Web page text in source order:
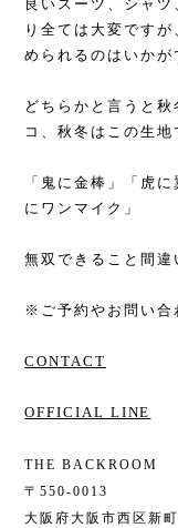
良いスーツ、シャ
り全ては大変です
められるのはいかが
どちらかと言うと
コ、秋冬はこの生地
「鬼に金棒」「虎
にワンマイク」
無双できること間違
※ご予約やお問い合
CONTACT
OFFICIAL LINE
THE BACKROOM
〒550-0013
大阪府大阪市西区新